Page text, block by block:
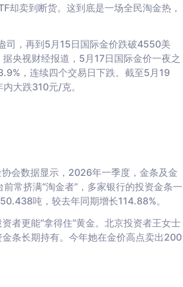
却卖到断货。这到底是一场全民淘金热，
司，再到5月15日国际金价跌破4550美
央视财经报道，5月17日国际金价一夜之
，连续四个交易日下跌。截至5月19
大跌310元/克。
会数据显示，2026年一季度，金条及金
常挤满“淘金者”，多家银行的投资金条一
吨，较去年同期增长114.88%。
者更能“拿得住”黄金。北京投资者王女士
条长期持有。今年她在金价高点卖出200